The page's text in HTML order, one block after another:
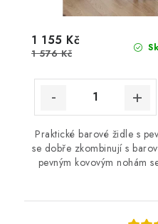
1 155 Kč
1 576 Kč
Praktické barové židle s
se dobře zkombinují s
pevným kovovým nohám